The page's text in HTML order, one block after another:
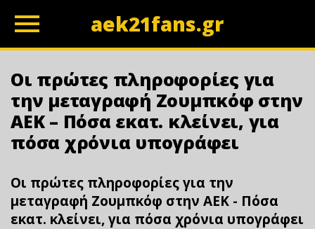
aek21fans.gr
Οι πρώτες πληροφορίες για
την μεταγραφή Ζουμπκόφ στην
ΑΕΚ – Πόσα εκατ. κλείνει, για
πόσα χρόνια υπογράφει
Οι πρώτες πληροφορίες για την
μεταγραφή Ζουμπκόφ στην ΑΕΚ - Πόσα
εκατ. κλείνει, για πόσα χρόνια υπογράφει